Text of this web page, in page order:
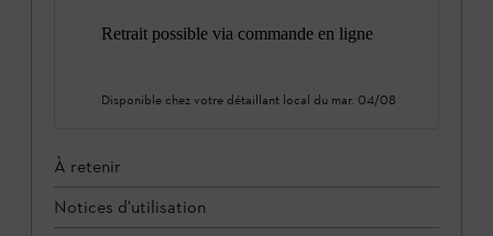
Retrait possible via commande en ligne
Disponible chez votre détaillant local du mar. 04/08
À retenir
Notices d'utilisation